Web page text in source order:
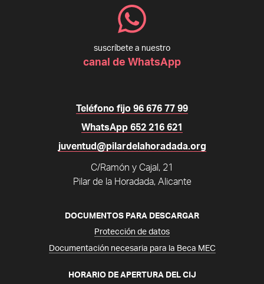
suscríbete a nuestro
canal de WhatsApp
Teléfono fijo 96 676 77 99
WhatsApp 652 216 621
juventud@pilardelahoradada.org
C/Ramón y Cajal, 21
Pilar de la Horadada, Alicante
DOCUMENTOS PARA DESCARGAR
Protección de datos
Documentación necesaria para la Beca MEC
HORARIO DE APERTURA DEL CIJ